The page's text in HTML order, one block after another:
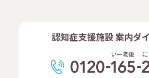
認知症支援施設 案内ダ
いー老後 に